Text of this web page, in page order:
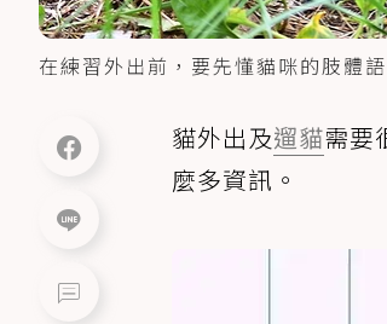
在練習外出前，要先懂貓咪的肢體
貓外出及遛貓需要
麼多資訊。